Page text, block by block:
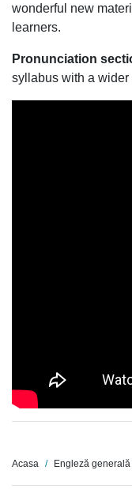
wonderful new
learners.
Pronunciation
syllabus with a wider
Acasa Engleză generală